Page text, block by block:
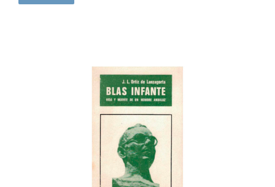
«Blas Infante. Vida y muerte de un hombre
andaluz». J.L. Ortiz de Lanzagorta